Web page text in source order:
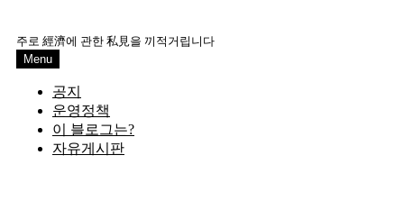
content
주로 經濟에 관한 私見을 끼적거립니다
Menu
공지
운영정책
이 블로그는?
자유게시판